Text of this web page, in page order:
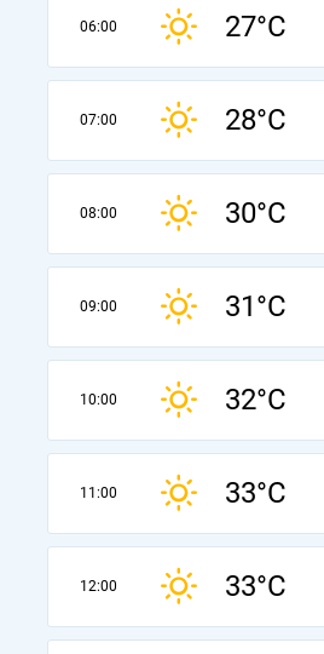
06:00 27°C
07:00 28°C
08:00 30°C
09:00 31°C
10:00 32°C
11:00 33°C
12:00 33°C